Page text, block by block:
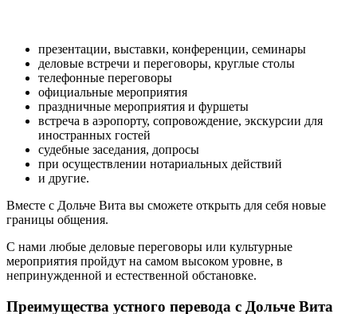
презентации, выставки, конференции, семинары
деловые встречи и переговоры, круглые столы
телефонные переговоры
официальные мероприятия
праздничные мероприятия и фуршеты
встреча в аэропорту, сопровождение, экскурсии для
иностранных гостей
судебные заседания, допросы
при осуществлении нотариальных действий
и другие.
Вместе с Дольче Вита вы сможете открыть для себя новые
границы общения.
С нами любые деловые переговоры или культурные
мероприятия пройдут на самом высоком уровне, в
непринужденной и естественной обстановке.
Преимущества устного перевода с Дольче Вита